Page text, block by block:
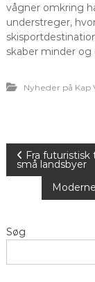
vågner omkring
understreger,
skaber minder og
Nyheder på Kap
d
Fra
små landsbyer
Søg